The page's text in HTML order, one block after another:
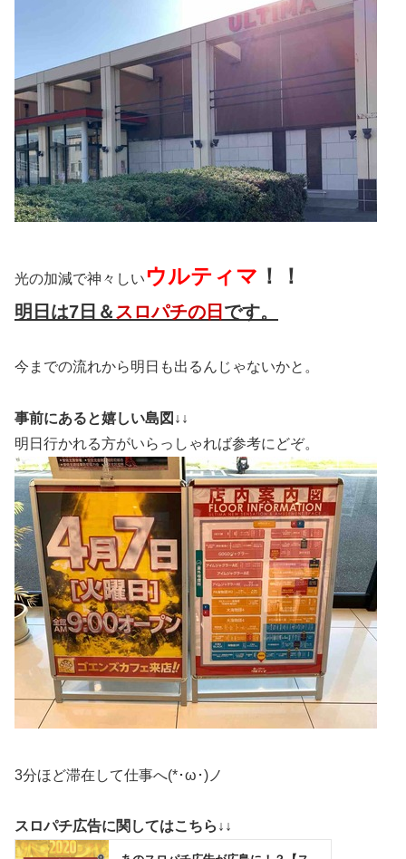
光の加減で神々しいウルティマ ！！
明日は7日＆ スロパチの日 です。
今までの流れから明日も出るんじゃないかと。
事前にあると嬉しい島図↓↓
明日行かれる方がいらっしゃれば参考にどぞ。
3分ほど滞在して仕事へ(*･ω･)ノ
スロパチ広告に関してはこちら↓↓